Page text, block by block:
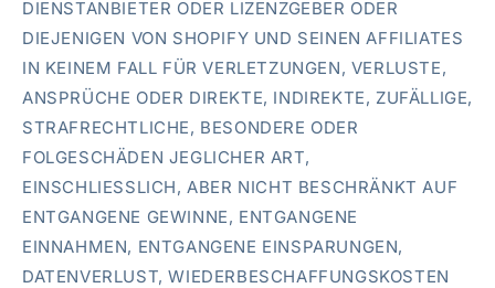
DIENSTANBIETER ODER LIZENZGEBER ODER
DIEJENIGEN VON SHOPIFY UND SEINEN AFFILIATES
IN KEINEM FALL FÜR VERLETZUNGEN, VERLUSTE,
ANSPRÜCHE ODER DIREKTE, INDIREKTE, ZUFÄLLIGE,
STRAFRECHTLICHE, BESONDERE ODER
FOLGESCHÄDEN JEGLICHER ART,
EINSCHLIESSLICH, ABER NICHT BESCHRÄNKT AUF
ENTGANGENE GEWINNE, ENTGANGENE
EINNAHMEN, ENTGANGENE EINSPARUNGEN,
DATENVERLUST, WIEDERBESCHAFFUNGSKOSTEN